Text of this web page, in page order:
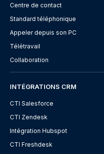
Centre de contact
Standard téléphonique
Appeler depuis son PC
Télétravail
Collaboration
INTÉGRATIONS CRM
CTI Salesforce
CTI Zendesk
Intégration Hubspot
CTI Freshdesk